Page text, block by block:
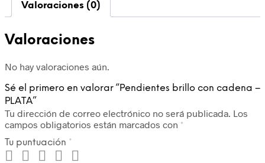
Valoraciones (0)
Valoraciones
No hay valoraciones aún.
Sé el primero en valorar “Pendientes brillo con cadena –
PLATA”
Tu dirección de correo electrónico no será publicada. Los
campos obligatorios están marcados con *
Tu puntuación *